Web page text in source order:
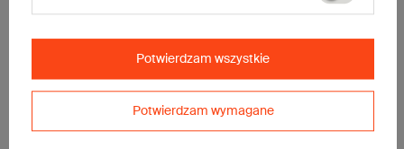
200x120x80 mm
• pojemność:1 l
Materiał:
Potwierdzam wymagane
Potwierdzam wszystkie